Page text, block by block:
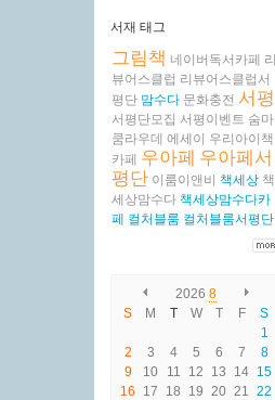
서재 태그
그림책 네이버독서카페 리
뷰어스클럽 리뷰어스클럽서
평단 맘수다 문화충전 서평
서평단모집 서평이벤트 숨마
쿰라우데 에세이
우리아이책
카페 우아페 우아페서
평단 이룸이앤비 책세상 책
세상맘수다 책세상맘수다카
페 컬처블룸 컬처블룸서평단
2026 8
S
M T W T F
S
1
2
3 4 5 6 7
8
9
10 11 12 13 14 15
16
17 18 19 20 21 22